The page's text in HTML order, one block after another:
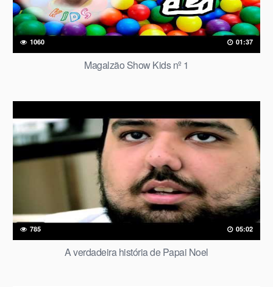
1060 01:37
Magalzão Show Kids nº 1
785 05:02
A verdadeira história de Papai Noel